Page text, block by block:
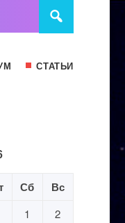
СТАТЬИ
Сб Вс
1
2